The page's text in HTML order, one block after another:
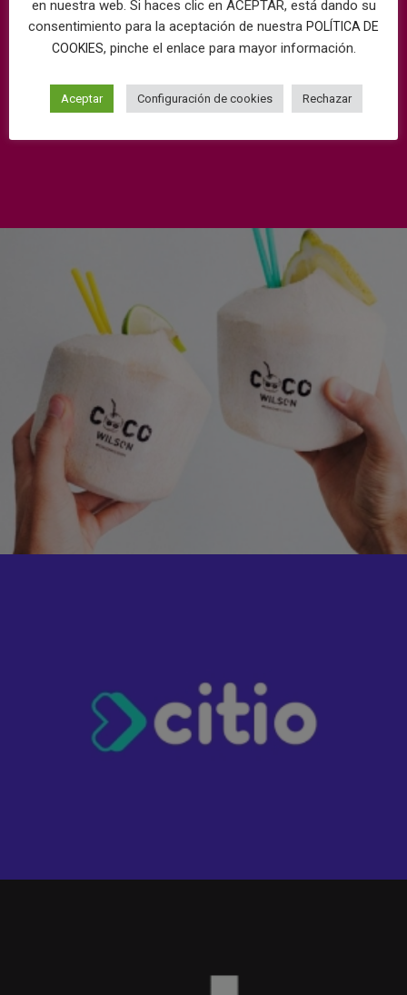
en nuestra web. Si haces clic en ACEPTAR, está dando su
consentimiento para la aceptación de nuestra POLÍTICA DE
COOKIES, pinche el enlace para mayor información.
Aceptar Configuración de cookies Rechazar